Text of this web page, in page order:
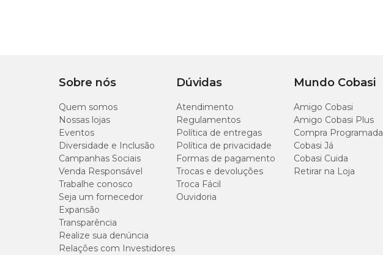
Sobre nós
Quem somos
Nossas lojas
Eventos
Diversidade e Inclusão
Campanhas Sociais
Venda Responsável
Trabalhe conosco
Seja um fornecedor
Expansão
Transparência
Realize sua denúncia
Relações com Investidores
Dúvidas
Atendimento
Regulamentos
Política de entregas
Política de privacidade
Formas de pagamento
Trocas e devoluções
Troca Fácil
Ouvidoria
Mundo Cobasi
Amigo Cobasi
Amigo Cobasi Plus
Compra Programada
Cobasi Já
Cobasi Cuida
Retirar na Loja